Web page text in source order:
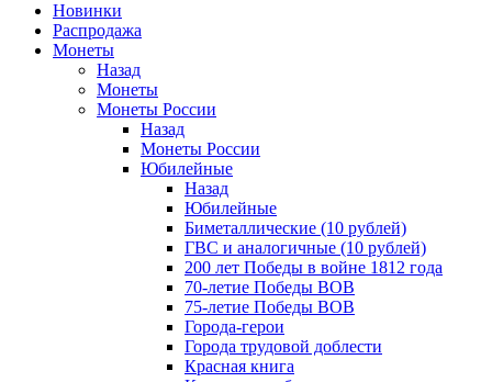
Новинки
Распродажа
Монеты
Назад
Монеты
Монеты России
Назад
Монеты России
Юбилейные
Назад
Юбилейные
Биметаллические (10 рублей)
ГВС и аналогичные (10 рублей)
200 лет Победы в войне 1812 года
70-летие Победы ВОВ
75-летие Победы ВОВ
Города-герои
Города трудовой доблести
Красная книга